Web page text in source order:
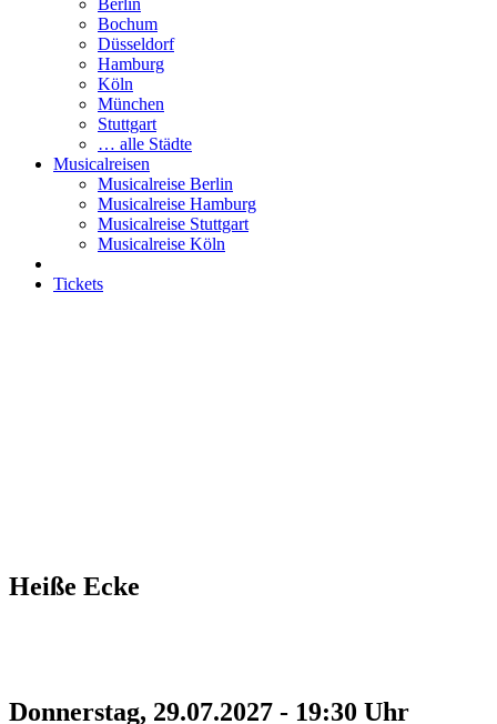
Berlin
Bochum
Düsseldorf
Hamburg
Köln
München
Stuttgart
… alle Städte
Musicalreisen
Musicalreise Berlin
Musicalreise Hamburg
Musicalreise Stuttgart
Musicalreise Köln
Tickets
Heiße Ecke
Donnerstag, 29.07.2027 - 19:30 Uhr